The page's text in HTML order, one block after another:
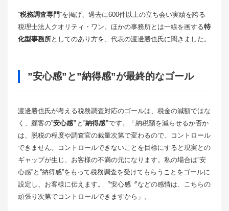
”税務調査専門”を掲げ、過去に600件以上の立ち会い実績を誇る
税理士法人クオリティ・ワン。ほかの事務所とは一線を画する特
化型事務所としてのあり方を、代表の渡邊勝也氏に聞きました。
”安心感”と”納得感”が最終的なゴール
渡邊勝也氏が考える税務調査対応のゴールは、税金の減額ではな
く、顧客の”安心感” と”納得感”です。「納税額を減らせるか否か
は、脱税の程度や調査官の裁量次第で変わるので、コントロール
できません。コントロールできないことを目標にすると現実との
ギャップが生じ、お客様の不満の元になります。私の場合は”安
心感”と”納得感”をもって税務調査を受けてもらうことをゴールに
設定し、お客様に伝えます。〝安心感〞などの感情は、こちらの
頑張り次第でコントロールできますから」。